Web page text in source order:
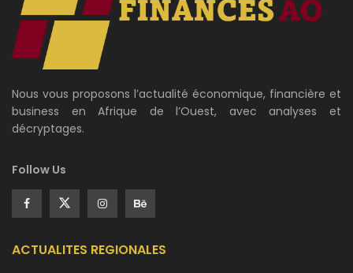
Nous vous proposons l’actualité économique, financière et
business en Afrique de l’Ouest, avec analyses et
décryptages.
Follow Us
ACTUALITES REGIONALES